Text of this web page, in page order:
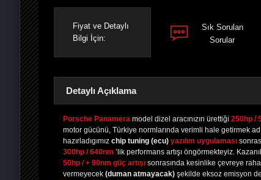
PAYLAŞPAYLAŞPLUS'TAPAYLAŞ
Fiyat ve Detaylı
Bilgi İçin:
Sık Sorulan
Sorular
Detaylı Açıklama
Porsche Panamera model dizel aracınızın ürettiği 250hp /
motor gücünü, Türkiye normlarında verimli hale getirmek
hazırladıgımız chip tuning (ecu) yazılım uygulaması
300hp / 640nm ’lik performans artışı öngörmekteyiz.
50hp / + 90nm güç artışı sonrasında kesinlike çevreye
vermeyecek (duman atmayacak) şekilde eksoz emisyon